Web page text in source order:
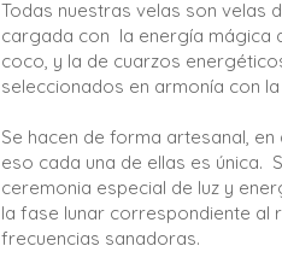
Todas nuestras velas son velas
cargada con la energía mágica
coco, y la de cuarzos
seleccionados en armonía con
Se hacen de forma artesanal,
eso cada una de ellas es única.
ceremonia especial de luz y
la fase lunar correspondiente al
frecuencias sanadoras.